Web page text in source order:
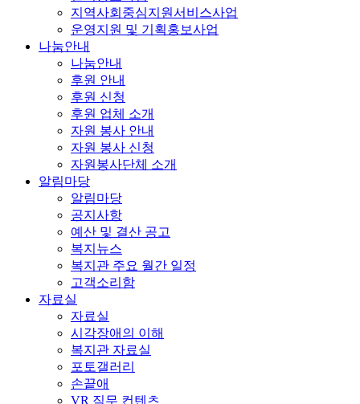
지역사회중심지원서비스사업
운영지원 및 기획홍보사업
나눔안내
나눔안내
후원 안내
후원 신청
후원 업체 소개
자원 봉사 안내
자원 봉사 신청
자원봉사단체 소개
알림마당
알림마당
공지사항
예산 및 결산 공고
복지뉴스
복지관 주요 월간 일정
고객소리함
자료실
자료실
시각장애의 이해
복지관 자료실
포토갤러리
손끝애
VR 직무 컨텐츠